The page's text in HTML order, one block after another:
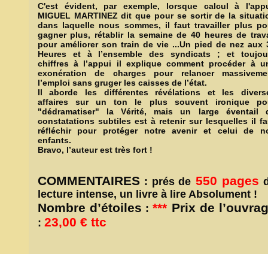
C'est évident, par exemple, lorsque calcul à
MIGUEL MARTINEZ dit que pour se sortir de la
dans laquelle nous sommes, il faut travailler plus
gagner plus, rétablir la semaine de 40 heures de
pour améliorer son train de vie ...Un pied de nez aux
Heures et à l’ensemble des syndicats ; et
chiffres à l’appui il explique comment procéder à
exonération de charges pour relancer
l’emploi sans gruger les caisses de l’état.
Il aborde les différentes révélations et les
affaires sur un ton le plus souvent ironique
"dédramatiser" la Vérité, mais un large éventail
constatations subtiles est à retenir sur lesquelles il
réfléchir pour protéger notre avenir et celui de
enfants.
Bravo, l’auteur est très fort !
COMMENTAIRES: prés de 550 pages
lecture intense, un livre à lire Absolument !
Nombre d’étoiles : *** Prix de
: 23,00 € ttc